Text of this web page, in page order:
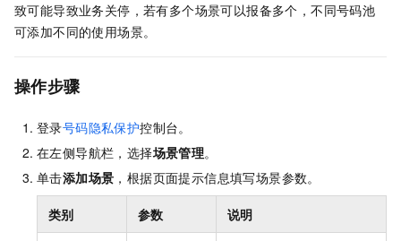
致可能导致业务关停，若有多个场景可以报备多个，不同号码池
可添加不同的使用场景。
操作步骤
登录号码隐私保护控制台。
在左侧导航栏，选择场景管理。
单击添加场景 ，根据页面提示信息填写场景参数。
类别 参数 说明